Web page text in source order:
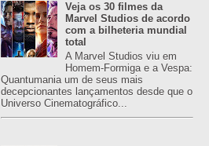
Veja os 30 filmes da
Marvel Studios de acordo
com a bilheteria mundial
total
A Marvel Studios viu em
Homem-Formiga e a Vespa:
Quantumania um de seus mais
decepcionantes lançamentos desde que o
Universo Cinematográfico...